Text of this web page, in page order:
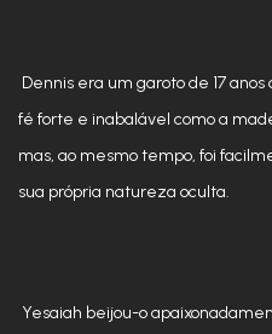
Dennis era um garoto de 17
fé forte e inabalável como a
mas, ao mesmo tempo, foi
sua própria natureza oculta.
Yesaiah beijou-o